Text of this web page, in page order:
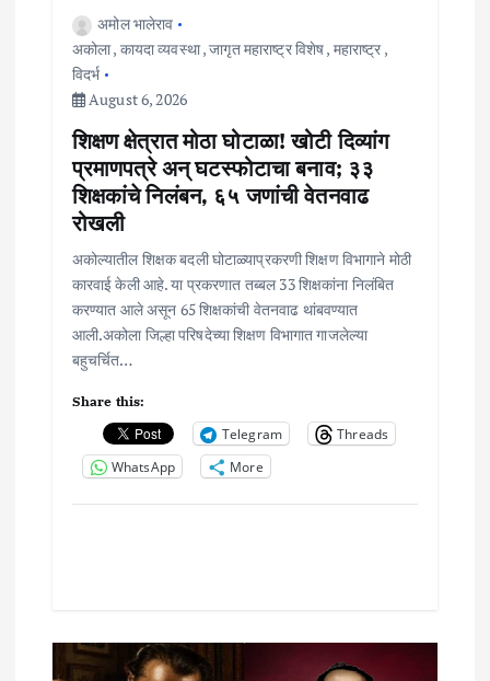
अमोल भालेराव
अकोला, कायदा व्यवस्था,जागृत महाराष्ट्र विशेष, महाराष्ट्र ,
विदर्भ
August 6, 2026
शिक्षण क्षेत्रात मोठा घोटाळा! खोटी दिव्यांग
प्रमाणपत्रे अन् घटस्फोटाचा बनाव; ३३
शिक्षकांचे निलंबन, ६५ जणांची वेतनवाढ
रोखली
अकोल्यातील शिक्षक बदली घोटाळ्याप्रकरणी शिक्षण विभागाने मोठी
कारवाई केली आहे. या प्रकरणात तब्बल 33 शिक्षकांना निलंबित
करण्यात आले असून 65 शिक्षकांची वेतनवाढ थांबवण्यात
आली.अकोला जिल्हा परिषदेच्या शिक्षण विभागात गाजलेल्या
बहुचर्चित…
Share this:
Telegram
Threads
WhatsApp
More